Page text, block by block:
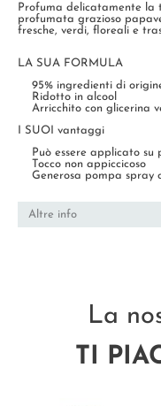
Profuma delicatamente la
profumata grazioso
fresche, verdi, floreali e
LA SUA FORMULA
95% ingredienti di
Ridotto in alcool
Arricchito con glicerina
I SUOI vantaggi
Può essere applicato su
Tocco non appiccicoso
Generosa pompa spray
Altre info
La
TI